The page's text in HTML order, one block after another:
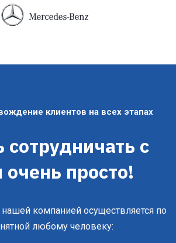
клиентов на всех этапах
сотрудничать с
очень просто!
нашей компанией осуществляется по
любому человеку: